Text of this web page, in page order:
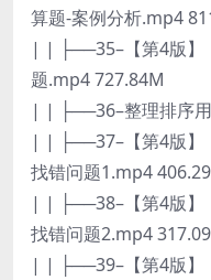
算题-案例分析.mp4
| | ├──35–【第4版】
题.mp4 727.84M
| | ├──36–整理排序
| | ├──37–【第4版】
找错问题1.mp4
| | ├──38–【第4版】
找错问题2.mp4
| | ├──39–【第4版】